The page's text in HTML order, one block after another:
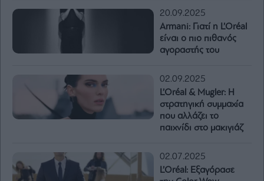
20.09.2025
Armani: Γιατί η L’Oréal
είναι ο πιο πιθανός
αγοραστής του
02.09.2025
L’Oréal & Mugler: Η
στρατηγική συμμαχία
που αλλάζει το
παιχνίδι στο μακιγιάζ
02.07.2025
L’Oréal: Εξαγόρασε